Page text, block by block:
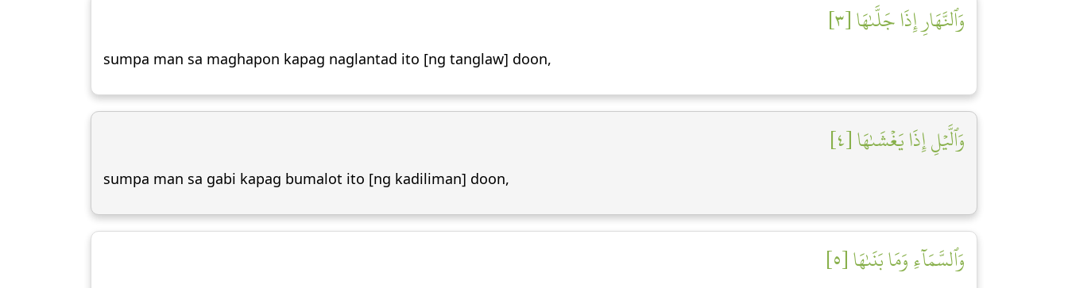
وَٱلنَّهَارِ إِذَا جَلَّىٰهَا [٣]
sumpa man sa maghapon kapag naglantad ito [ng tanglaw] doon,
وَٱلَّيۡلِ إِذَا يَغۡشَىٰهَا [٤]
sumpa man sa gabi kapag bumalot ito [ng kadiliman] doon,
وَٱلسَّمَآءِ وَمَا بَنَىٰهَا [٥]